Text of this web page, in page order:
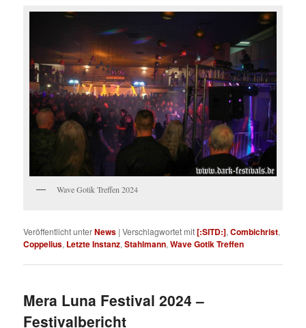
Wave Gotik Treffen 2024
Veröffentlicht unterNews |Verschlagwortet mit[:SITD:],Combichrist,
Coppelius, Letzte Instanz,Stahlmann,Wave Gotik Treffen
Mera Luna Festival 2024 –
Festivalbericht